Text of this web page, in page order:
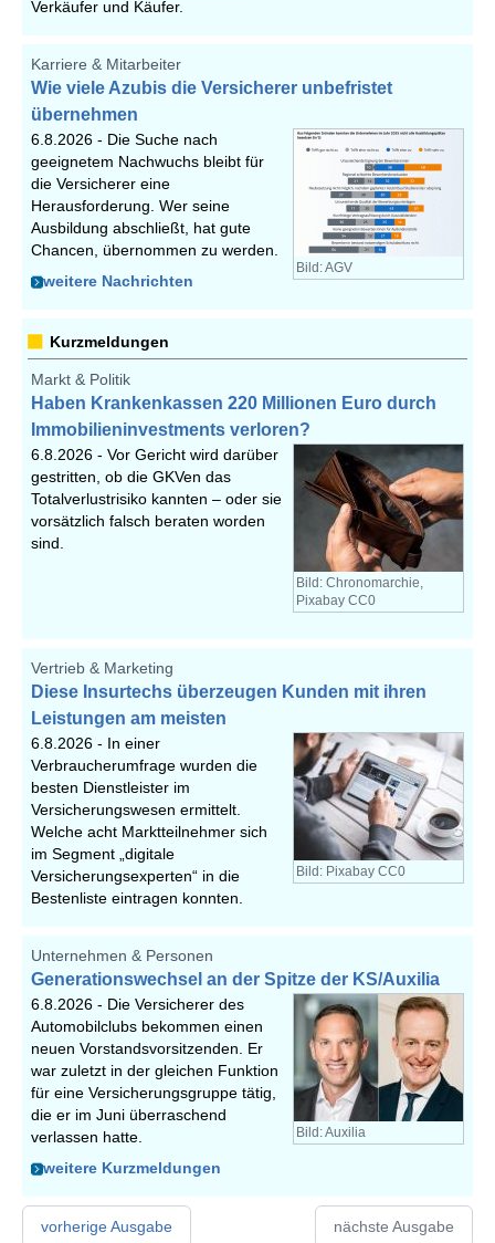
Verkäufer und Käufer.
Karriere & Mitarbeiter
Wie viele Azubis die Versicherer unbefristet
übernehmen
Bild: AGV
6.8.2026 - Die Suche nach
geeignetem Nachwuchs bleibt für
die Versicherer eine
Herausforderung. Wer seine
Ausbildung abschließt, hat gute
Chancen, übernommen zu werden.
weitere Nachrichten
Kurzmeldungen
Markt & Politik
Haben Krankenkassen 220 Millionen Euro durch
Immobilieninvestments verloren?
Bild: Chronomarchie,
Pixabay CC0
6.8.2026 - Vor Gericht wird darüber
gestritten, ob die GKVen das
Totalverlustrisiko kannten – oder sie
vorsätzlich falsch beraten worden
sind.
Vertrieb & Marketing
Diese Insurtechs überzeugen Kunden mit ihren
Leistungen am meisten
Bild: Pixabay CC0
6.8.2026 - In einer
Verbraucherumfrage wurden die
besten Dienstleister im
Versicherungswesen ermittelt.
Welche acht Marktteilnehmer sich
im Segment „digitale
Versicherungsexperten“ in die
Bestenliste eintragen konnten.
Unternehmen & Personen
Generationswechsel an der Spitze der KS/Auxilia
Bild: Auxilia
6.8.2026 - Die Versicherer des
Automobilclubs bekommen einen
neuen Vorstandsvorsitzenden. Er
war zuletzt in der gleichen Funktion
für eine Versicherungsgruppe tätig,
die er im Juni überraschend
verlassen hatte.
weitere Kurzmeldungen
vorherige Ausgabe nächste Ausgabe